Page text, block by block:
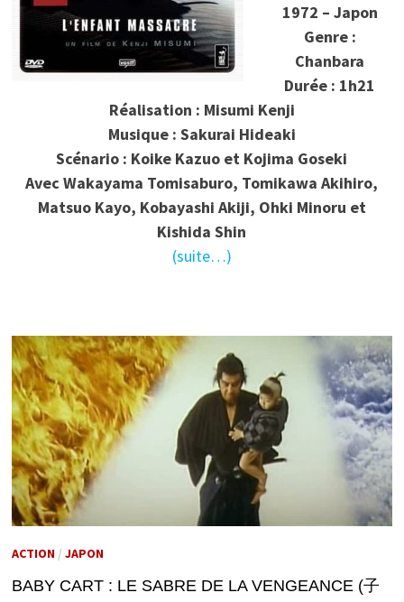
1972 – Japon
Genre :
Chanbara
Durée : 1h21
Réalisation : Misumi Kenji
Musique : Sakurai Hideaki
Scénario : Koike Kazuo et Kojima Goseki
Avec Wakayama Tomisaburo, Tomikawa Akihiro,
Matsuo Kayo, Kobayashi Akiji, Ohki Minoru et
Kishida Shin
(suite…)
ACTION/ JAPON
BABY CART : LE SABRE DE LA VENGEANCE (子